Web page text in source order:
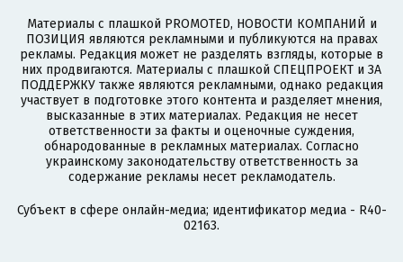
Материалы с плашкой PROMOTED, НОВОСТИ КОМПАНИЙ и
ПОЗИЦИЯ являются рекламными и публикуются на правах
рекламы. Редакция может не разделять взгляды, которые в
них продвигаются. Материалы с плашкой СПЕЦПРОЕКТ и ЗА
ПОДДЕРЖКУ также являются рекламными, однако редакция
участвует в подготовке этого контента и разделяет мнения,
высказанные в этих материалах. Редакция не несет
ответственности за факты и оценочные суждения,
обнародованные в рекламных материалах. Согласно
украинскому законодательству ответственность за
содержание рекламы несет рекламодатель.
Субъект в сфере онлайн-медиа; идентификатор медиа - R40-
02163.